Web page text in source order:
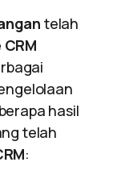
telah
hasil
telah
: